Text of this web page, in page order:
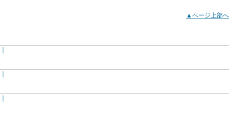
▲ページ上部へ
｜
｜
｜